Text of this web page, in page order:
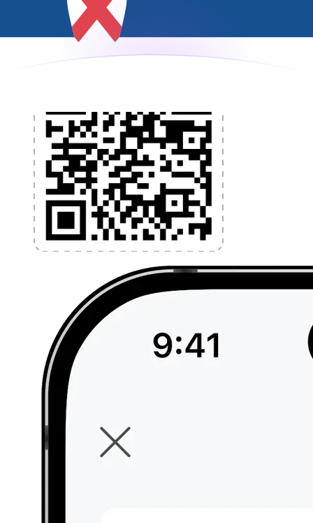
l'application dès aujourd'hui !